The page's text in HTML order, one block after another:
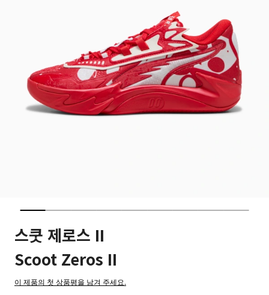
스쿳 제로스 II
Scoot Zeros II
이 제품의 첫 상품평을 남겨 주세요.